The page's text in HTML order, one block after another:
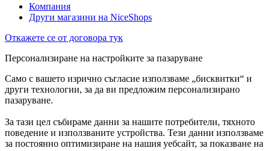
Компания
Други магазини на NiceShops
Откажете се от договора тук
Персонализиране на настройките за пазаруване
Само с вашето изрично съгласие използваме „бисквитки“ и
други технологии, за да ви предложим персонализирано
пазаруване.
За тази цел събираме данни за нашите потребители, тяхното
поведение и използваните устройства. Тези данни използваме
за постоянно оптимизиране на нашия уебсайт, за показване на